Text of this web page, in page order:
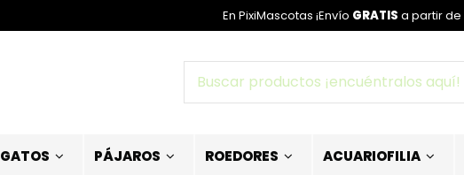
En PixiMascotas ¡Envío GRATIS a partir de
GATOS PÁJAROS ROEDORES ACUARIOFILIA